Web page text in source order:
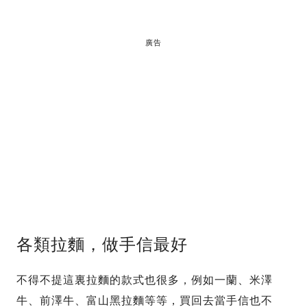
廣告
各類拉麵，做手信最好
不得不提這裏拉麵的款式也很多，例如一蘭、米澤
牛、前澤牛、富山黑拉麵等等，買回去當手信也不